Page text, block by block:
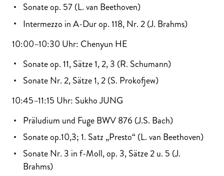
Sonate op. 57 (L. van Beethoven)
Intermezzo in A-Dur op. 118, Nr. 2 (J. Brahms)
10:00–10:30 Uhr: Chenyun HE
Sonate op. 11, Sätze 1, 2, 3 (R. Schumann)
Sonate Nr. 2, Sätze 1, 2 (S. Prokofjew)
10:45–11:15 Uhr: Sukho JUNG
Präludium und Fuge BWV 876 (J.S. Bach)
Sonate op.10,3; 1. Satz „Presto“ (L. van Beethoven)
Sonate Nr. 3 in f-Moll, op. 3, Sätze 2 u. 5 (J.
Brahms)